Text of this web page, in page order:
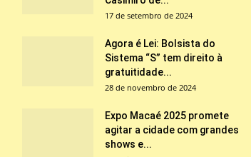
17 de setembro de 2024
Agora é Lei: Bolsista do
Sistema “S” tem direito à
gratuitidade...
28 de novembro de 2024
Expo Macaé 2025 promete
agitar a cidade com grandes
shows e...